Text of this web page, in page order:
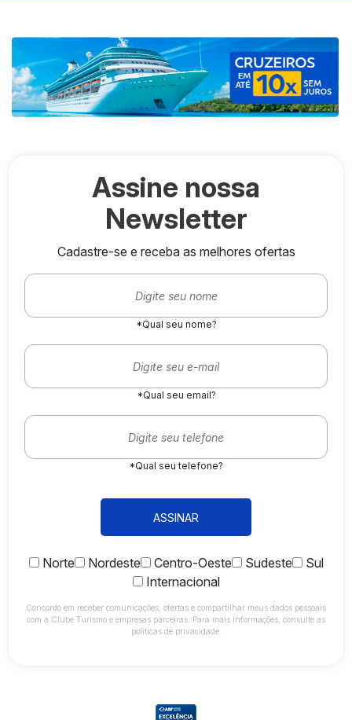
Assine nossa
Newsletter
Cadastre-se e receba as melhores ofertas
*Qual seu nome?
*Qual seu email?
*Qual seu telefone?
ASSINAR
Norte Nordeste Centro-Oeste Sudeste
Sul
Internacional
Concordo em receber comunicações, ofertas e compartilhar meus dados pessoais
com a Clube Turismo e empresas parceiras. Para mais informações, consulte as
políticas de privacidade.